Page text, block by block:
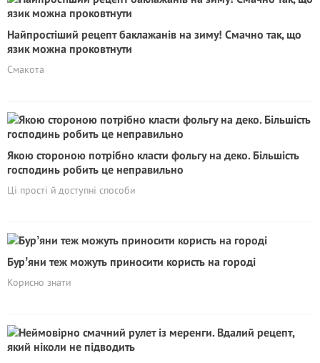
Найпростіший рецепт баклажанів на зиму! Смачно так, що
язик можна проковтнути
Смакота
Якою стороною потрібно класти фольгу на деко. Більшість
господинь робить це неправильно
Ці прості й доступні способи
Бурʼяни теж можуть приносити користь на городі
Корисно знати